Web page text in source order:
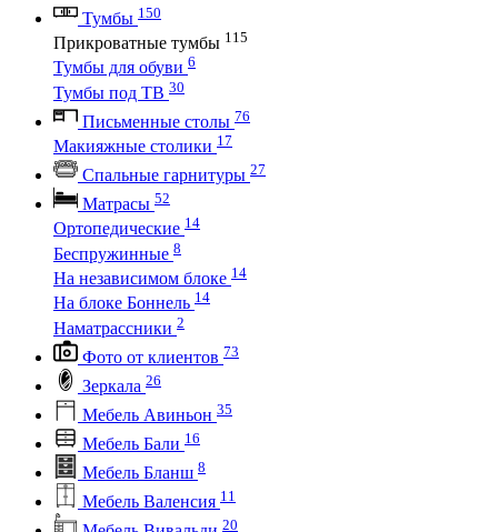
Тумбы 150
Прикроватные тумбы 115
Тумбы для обуви 6
Тумбы под ТВ 30
Письменные столы 76
Макияжные столики 17
Спальные гарнитуры 27
Матрасы 52
Ортопедические 14
Беспружинные 8
На независимом блоке 14
На блоке Боннель 14
Наматрассники 2
Фото от клиентов 73
Зеркала 26
Мебель Авиньон 35
Мебель Бали 16
Мебель Бланш 8
Мебель Валенсия 11
20